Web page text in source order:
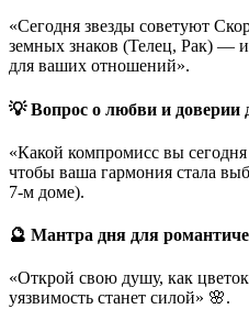
«Сегодня звезды советуют
земных знаков (Телец, Рак) —
для ваших отношений».
💡 Вопрос о любви и доверии
«Какой компромисс вы сегодня
чтобы ваша гармония стала
7-м доме).
🔮 Мантра дня для
«Открой свою душу, как
уязвимость станет силой» 🌸.